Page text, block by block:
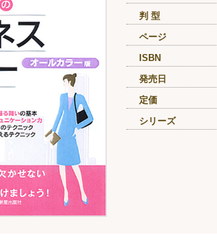
判 型
ページ
ISBN
発売日
定価
シリーズ